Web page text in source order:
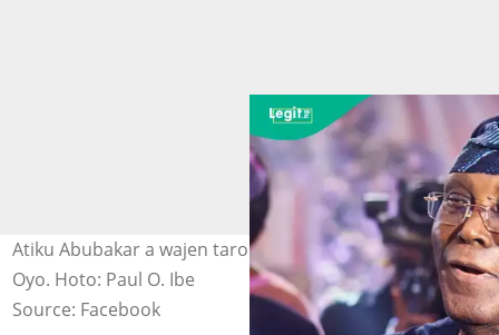
Atiku Abubakar a wajen taron 'yan jam'iyyar adawa a
Oyo. Hoto: Paul O. Ibe
Source: Facebook